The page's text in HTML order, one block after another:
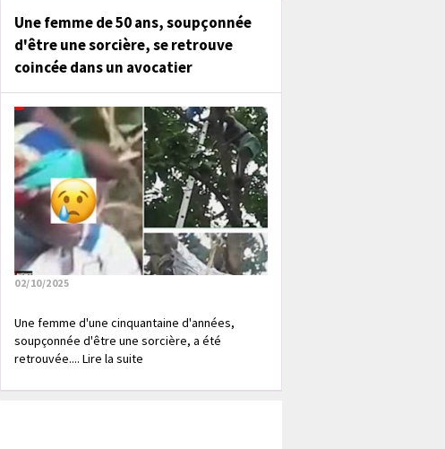
Une femme de 50 ans, soupçonnée
d'être une sorcière, se retrouve
coincée dans un avocatier
02/10/2025
Une femme d'une cinquantaine d'années,
soupçonnée d'être une sorcière, a été
retrouvée.... Lire la suite